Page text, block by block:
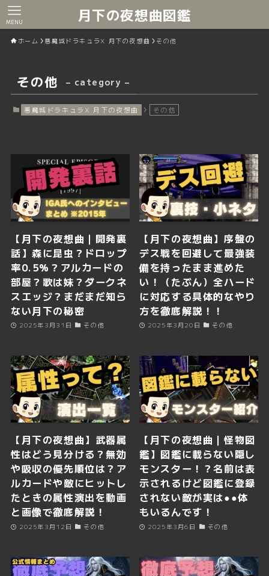
月下の夜想曲図鑑
MENU
ホーム 悪魔城ドラキュラX 月下の夜想曲 その他
その他 – category –
悪魔城ドラキュラX 月下の夜想曲 その他
【月下の夜想曲｜開発裏
話】森に昆虫？ドロップ
率0.5%？アルカードの
部屋？歌は妹？ダークネ
スエッジ？まだまだ知ら
ない月下の秘密
2025年3月31日 その他
【月下の夜想曲】序盤の
デス戦を回避して最強装
備を持ったまま進めた
い！（たぶん）全ハード
に対応する具体的なやり
方を徹底解説！！
2025年3月20日 その他
【月下の夜想曲】武器属
性はどう見分ける？無効
や吸収の優先順位は？ア
ルカードや敵にヒットし
たときの属性演出を動画
と画像で徹底解説！
2025年3月12日 その他
【月下の夜想曲｜怪物図
鑑】図鑑に載らない隠し
モンスター！？名前は表
示されるけど図鑑に登録
されない敵が実は●●体
もいるんです！
2025年3月6日 その他